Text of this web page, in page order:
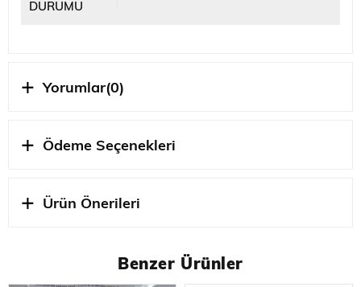
DURUMU
Yorumlar(0)
Ödeme Seçenekleri
Ürün Önerileri
Benzer Ürünler